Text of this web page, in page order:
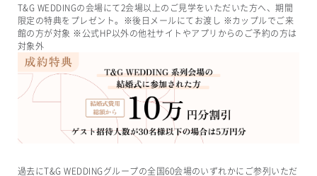
T&G WEDDINGの会場にて2会場以上のご見学をいただいた方へ、期間
限定の特典をプレゼント。※後日メールにてお渡し ※カップルでご来
館の方が対象 ※公式HP以外の他社サイトやアプリからのご予約の方は
対象外
過去にT&G WEDDINGグループの全国60会場のいずれかにご参列いただ